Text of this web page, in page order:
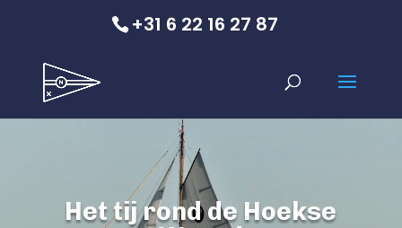
+31 6 22 16 27 87
Het tij rond de Hoekse